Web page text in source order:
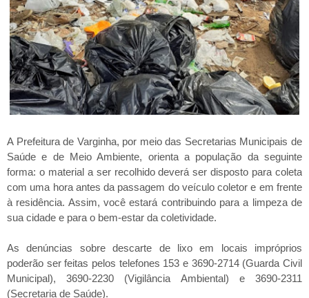
A Prefeitura de Varginha, por meio das Secretarias Municipais de
Saúde e de Meio Ambiente, orienta a população da seguinte
forma: o material a ser recolhido deverá ser disposto para coleta
com uma hora antes da passagem do veículo coletor e em frente
à residência. Assim, você estará contribuindo para a limpeza de
sua cidade e para o bem-estar da coletividade.
As denúncias sobre descarte de lixo em locais impróprios
poderão ser feitas pelos telefones 153 e 3690-2714 (Guarda Civil
Municipal), 3690-2230 (Vigilância Ambiental) e 3690-2311
(Secretaria de Saúde).